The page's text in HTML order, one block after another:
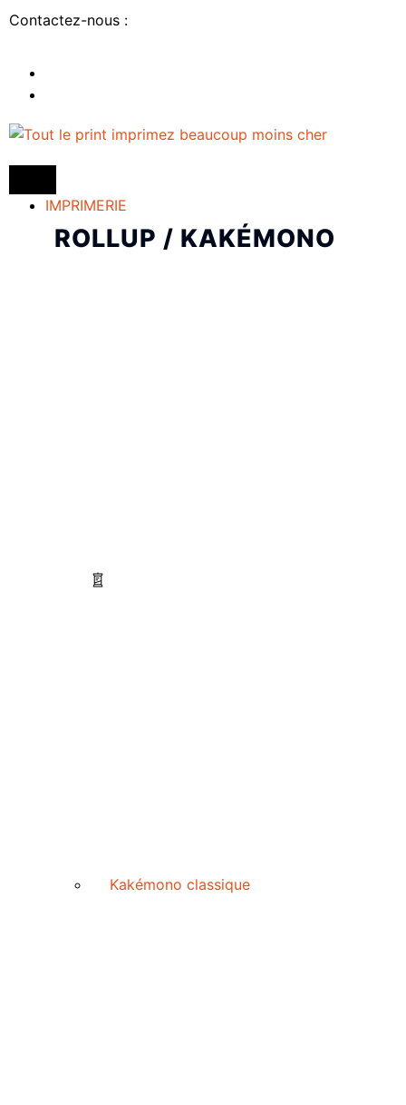
Contactez-nous :
IMPRIMERIE
ROLLUP / KAKÉMONO
Kakémono classique